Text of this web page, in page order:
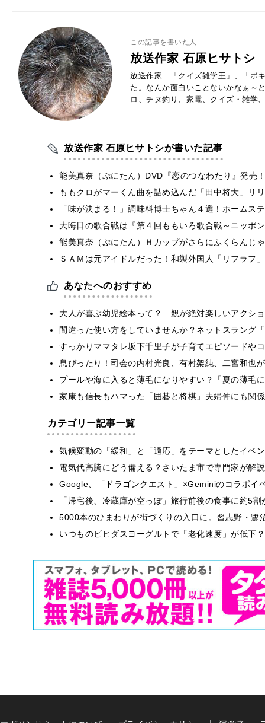
この記事を書いた人
放送作家 石原ヒサトシ
放送作家 「クイズ雑学王」、「ボ
た。なんか面白いことないかなぁ～
ロ、チヌ釣り、家電、クイズ・雑学
放送作家 石原ヒサトシが書いた記事
能美真奈（ぷにたん）DVD『恋のつなわたり』発売
ももクロがマーくん曲を詰め込んだ「田中将大」
「味が決まる！」調味料博士ちゃん４選！ホームス
大晦日の歌合戦は『第４回ももいろ歌合戦～ニッポ
能美真奈（ぷにたん）Ｈカップがさらにふくらんじ
ＳＡＭは元アイドルだった！和製外国人「リフラフ
あなたへのおすすめ
大人が喜ぶ幼児絵本って？ 親が絶対楽しいアクシ
間違った使い方をしていませんか？ネットスラング
すっかりママタレ坂下千里子が子育てエピソードや
息ぴったり！司会の内村光良、有村架純、二宮和也
プールや海に入ると薄毛になりやすい？「夏の薄毛
家康も信長もハマった「囲碁と将棋」夫婦仲にも関
カテゴリー記事一覧
気候変動の「緩和」と「適応」をテーマとしたイベ
電気代高騰にどう備える？さいたま市で専門家が解
Google、「ドラゴンクエスト」×Geminiのコラボイ
「帰宅後、冷蔵庫が空っぽ」旅行前後の食事に約5
5000本のひまわりが街づくりの入口に。習志野・
いつものビヒダスヨーグルトで「老化速度」が低